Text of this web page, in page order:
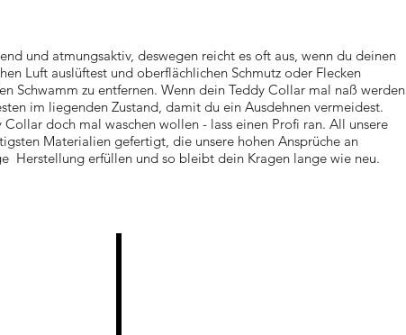
und atmungsaktiv, deswegen reicht es oft aus, wenn du deinen
Luft auslüftest und oberflächlichen Schmutz oder Flecken
Schwamm zu entfernen. Wenn dein Teddy Collar mal naß werden
im liegenden Zustand, damit du ein Ausdehnen vermeidest.
doch mal waschen wollen - lass einen Profi ran. All unsere
Materialien gefertigt, die unsere hohen Ansprüche an
Herstellung erfüllen und so bleibt dein Kragen lange wie neu.